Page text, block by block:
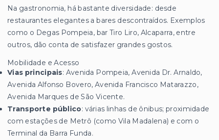
Na gastronomia, há bastante diversidade: desde
restaurantes elegantes a bares descontraídos. Exemplos
como o Degas Pompeia, bar Tiro Liro, Alcaparra, entre
outros, dão conta de satisfazer grandes gostos.
Mobilidade e Acesso
Vias principais: Avenida Pompeia, Avenida Dr. Arnaldo,
Avenida Alfonso Bovero, Avenida Francisco Matarazzo,
Avenida Marques de São Vicente.
Transporte público: várias linhas de ônibus; proximidade
com estações de Metrô (como Vila Madalena) e com o
Terminal da Barra Funda.